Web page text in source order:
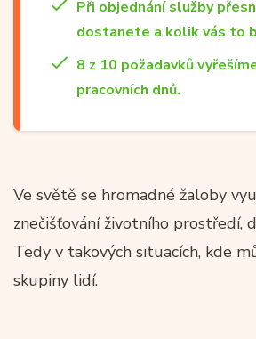
Při objednání služby
dostanete a kolik vás to
8 z 10 požadavků
pracovních dnů.
Ve světě se hromadné žaloby
znečišťování životního prostředí,
Tedy v takových situacích, kde
skupiny lidí.